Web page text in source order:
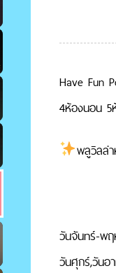
Have Fun
4ห้องนอน 5
พลูวิลล่
วันจันทร์-พฤ
วันศุกร์,วันอ